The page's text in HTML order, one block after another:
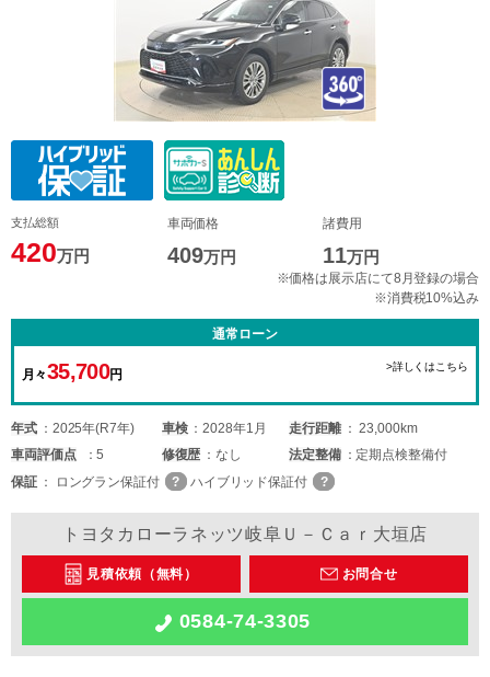
支払総額
420万円
車両価格
409万円
諸費用
11万円
※価格は展示店にて8月登録の場合
※消費税10%込み
通常ローン
月々35,700円
>詳しくはこちら
年式 2025年(R7年) 車検 2028年1月 走行距離
23,000km
車両評価点 5 修復歴 なし 法定整備
定期点検整備付
保証
ロングラン保証付 ハイブリッド保証付
トヨタカローラネッツ岐阜Ｕ－Ｃａｒ大垣店
見積依頼（無料） お問合せ
0584-74-3305